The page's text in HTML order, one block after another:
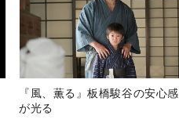
『風、薫る』板橋駿谷の安心感
が光る